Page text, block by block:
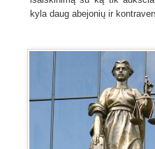
kyla daug abejonių ir